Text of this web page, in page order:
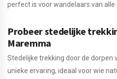
perfect is voor wandelaars van alle
Probeer stedelijke
Maremma
Stedelijke trekking door de dorpen
unieke ervaring, ideaal voor wie